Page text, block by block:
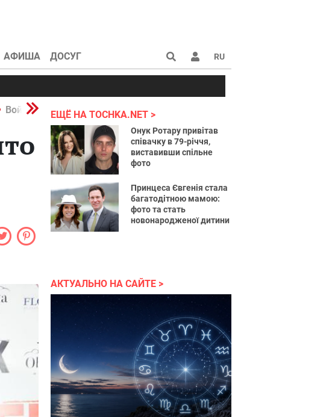
АФИША ДОСУГ RU
Война в Украине 2022
ЕЩЁ НА TOCHKA.NET
Онук Ротару привітав
співачку в 79-річчя,
виставивши спільне
фото
Принцеса Євгенія стала
багатодітною мамою:
фото та стать
новонародженої дитини
АКТУАЛЬНО НА САЙТЕ